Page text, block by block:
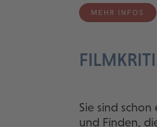
MEHR INFOS
Sie sind
und Finden,